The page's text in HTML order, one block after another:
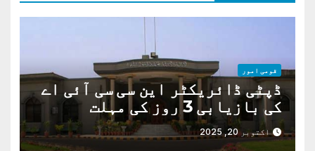
قومی امور
ڈپٹی ڈائریکٹر این سی سی آئی اے
کی بازیابی 3 روز کی مہلت
اکتوبر 20, 2025